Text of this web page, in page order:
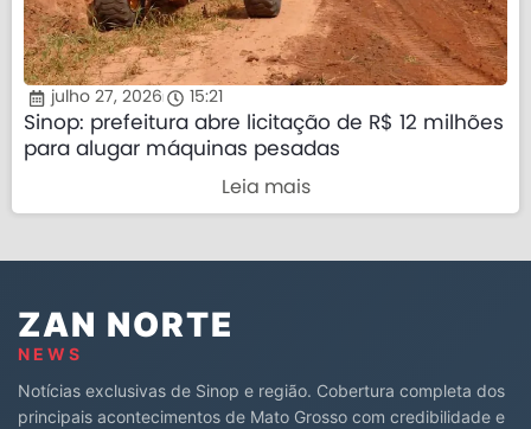
julho 27, 2026 15:21
Sinop: prefeitura abre licitação de R$ 12 milhões
para alugar máquinas pesadas
Leia mais
ZAN NORTE
NEWS
Notícias exclusivas de Sinop e região. Cobertura completa dos
principais acontecimentos de Mato Grosso com credibilidade e